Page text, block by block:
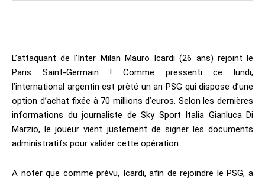
L’attaquant de l’Inter Milan Mauro Icardi (26 ans) rejoint le
Paris Saint-Germain ! Comme pressenti ce lundi,
l’international argentin est prêté un an PSG qui dispose d’une
option d’achat fixée à 70 millions d’euros. Selon les dernières
informations du journaliste de Sky Sport Italia Gianluca Di
Marzio, le joueur vient justement de signer les documents
administratifs pour valider cette opération.
A noter que comme prévu, Icardi, afin de rejoindre le PSG, a